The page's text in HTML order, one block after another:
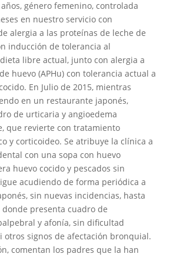
género femenino, controlada
en nuestro servicio con
alergia a las proteínas de leche de
inducción de tolerancia al
libre actual, junto con alergia a
huevo (APHu) con tolerancia actual a
En Julio de 2015, mientras
en un restaurante japonés,
de urticaria y angioedema
que revierte con tratamiento
y corticoideo. Se atribuye la clínica a
con una sopa con huevo
huevo cocido y pescados sin
acudiendo de forma periódica a
sin nuevas incidencias, hasta
donde presenta cuadro de
y afonía, sin dificultad
otros signos de afectación bronquial.
comentan los padres que la han